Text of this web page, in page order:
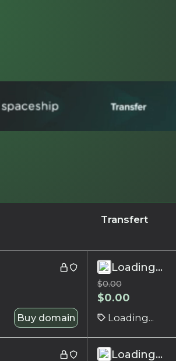
Transfert
Buy domain
Loading...
$0.00
$0.00
Loading...
Loading...